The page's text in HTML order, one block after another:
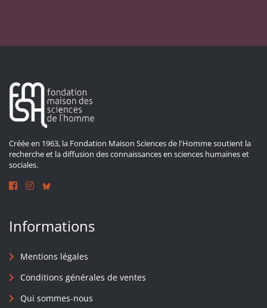
Créée en 1963, la Fondation Maison Sciences de l'Homme soutient la
recherche et la diffusion des connaissances en sciences humaines et
sociales.
Informations
Mentions légales
Conditions générales de ventes
Qui sommes-nous